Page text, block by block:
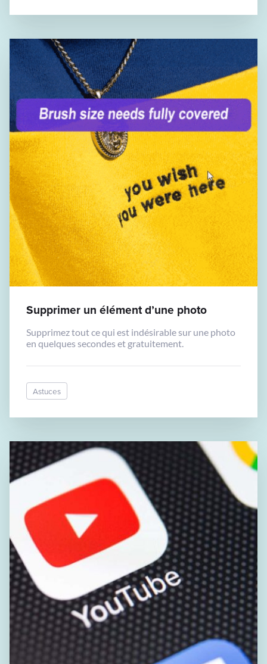
Supprimer un élément d’une photo
Supprimez tout ce qui est indésirable sur une photo
en quelques secondes et gratuitement.
Astuces